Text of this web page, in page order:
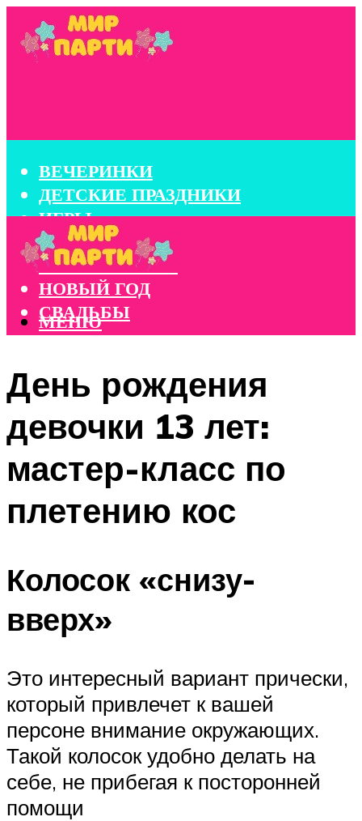
ВЕЧЕРИНКИ
ДЕТСКИЕ ПРАЗДНИКИ
ИГРЫ
КОНКУРСЫ
КОРПОРАТИВЫ
НОВЫЙ ГОД
СВАДЬБЫ
МЕНЮ
День рождения
девочки 13 лет:
мастер-класс по
плетению кос
Колосок «снизу-
вверх»
Это интересный вариант прически,
который привлечет к вашей
персоне внимание окружающих.
Такой колосок удобно делать на
себе, не прибегая к посторонней
помощи